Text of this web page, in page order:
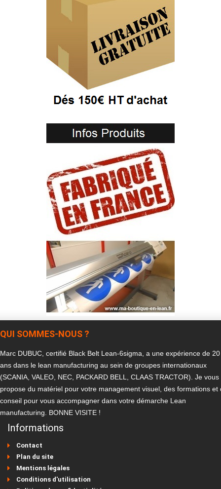
QUI SOMMES-NOUS ?
Marc DUBUC, certifié Black Belt Lean-6sigma, a une expérience de 20
ans dans le lean manufacturing au sein de groupes internationaux
(SCANIA, VALEO, NEC, PACKARD BELL, CLAAS TRACTOR). Je vous
propose du matériel pour votre management visuel, des formations et
conseil pour vous accompagner dans votre démarche Lean
manufacturing. BONNE VISITE !
Informations
Contact
Plan du site
Mentions légales
Conditions d'utilisation